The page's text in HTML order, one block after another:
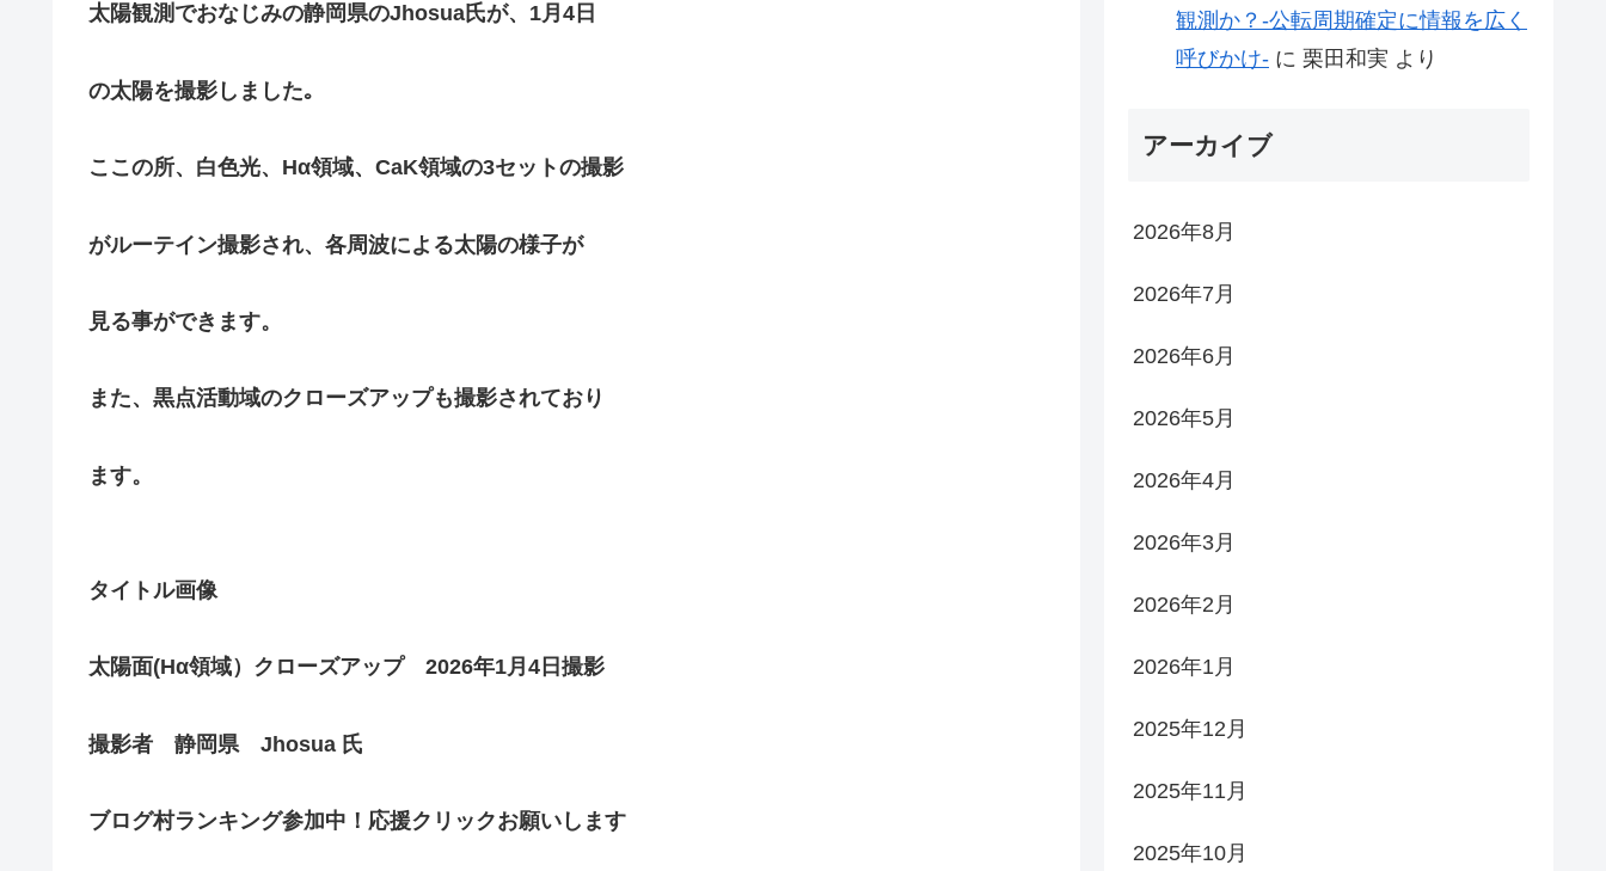
太陽観測でおなじみの静岡県のJhosua氏が、1月4日
の太陽を撮影しました｡
ここの所、白色光、Hα領域、CaK領域の3セットの撮影
がルーテイン撮影され、各周波による太陽の様子が
見る事ができます。
また、黒点活動域のクローズアップも撮影されており
ます。
タイトル画像
太陽面(Hα領域）クローズアップ 2026年1月4日撮影
撮影者 静岡県 Jhosua 氏
ブログ村ランキング参加中！応援クリックお願いします
観測か？-公転周期確定に情報を広く
呼びかけ- に 栗田和実 より
アーカイブ
2026年8月
2026年7月
2026年6月
2026年5月
2026年4月
2026年3月
2026年2月
2026年1月
2025年12月
2025年11月
2025年10月